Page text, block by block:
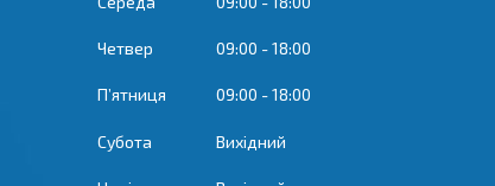
Четвер 09:00 18:00
Пʼятниця 09:00 18:00
Субота Вихідний